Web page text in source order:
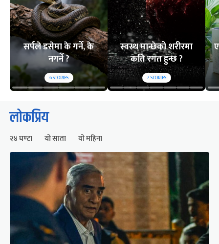
सर्पले डसेमा के गर्ने, के
नगर्ने ?
6STORIES
स्वस्थ मान्छेको शरीरमा
कति रगत हुन्छ ?
7STORIES
लोकप्रिय
२४ घण्टा यो साता यो महिना